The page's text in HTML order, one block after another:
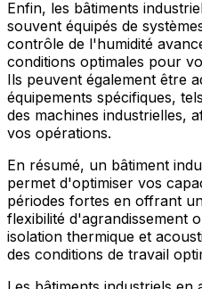
Enfin, les bâtiments
souvent équipés de
contrôle de l'humidité
conditions optimales pour
Ils peuvent également être
équipements spécifiques,
des machines industrielles,
vos opérations.
En résumé, un bâtiment
permet d'optimiser vos
périodes fortes en offrant
flexibilité d'agrandissement
isolation thermique et
des conditions de travail